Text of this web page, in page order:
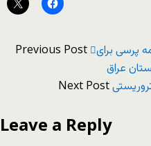
Previous Post پرسی برای
عراق
Next Post
Leave a Reply